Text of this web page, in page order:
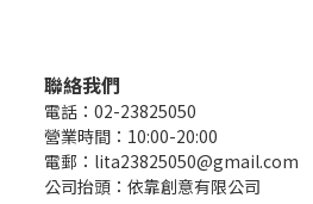
聯絡我們
電話：02-23825050
營業時間：10:00-20:00
電郵：lita23825050@gmail.com
公司抬頭：依靠創意有限公司